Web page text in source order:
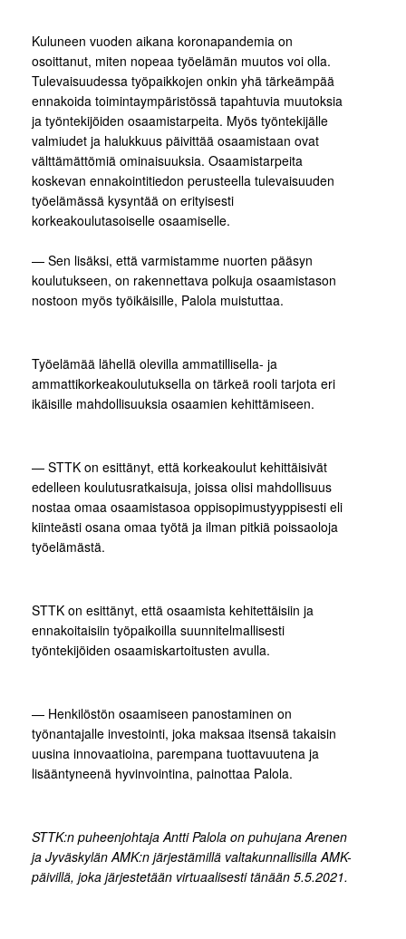
Kuluneen vuoden aikana koronapandemia on
osoittanut, miten nopeaa työelämän muutos voi olla.
Tulevaisuudessa työpaikkojen onkin yhä tärkeämpää
ennakoida toimintaympäristössä tapahtuvia muutoksia
ja työntekijöiden osaamistarpeita. Myös työntekijälle
valmiudet ja halukkuus päivittää osaamistaan ovat
välttämättömiä ominaisuuksia. Osaamistarpeita
koskevan ennakointitiedon perusteella tulevaisuuden
työelämässä kysyntää on erityisesti
korkeakoulutasoiselle osaamiselle.
— Sen lisäksi, että varmistamme nuorten pääsyn
koulutukseen, on rakennettava polkuja osaamistason
nostoon myös työikäisille, Palola muistuttaa.
Työelämää lähellä olevilla ammatillisella- ja
ammattikorkeakoulutuksella on tärkeä rooli tarjota eri
ikäisille mahdollisuuksia osaamien kehittämiseen.
— STTK on esittänyt, että korkeakoulut kehittäisivät
edelleen koulutusratkaisuja, joissa olisi mahdollisuus
nostaa omaa osaamistasoa oppisopimustyyppisesti eli
kiinteästi osana omaa työtä ja ilman pitkiä poissaoloja
työelämästä.
STTK on esittänyt, että osaamista kehitettäisiin ja
ennakoitaisiin työpaikoilla suunnitelmallisesti
työntekijöiden osaamiskartoitusten avulla.
— Henkilöstön osaamiseen panostaminen on
työnantajalle investointi, joka maksaa itsensä takaisin
uusina innovaatioina, parempana tuottavuutena ja
lisääntyneenä hyvinvointina, painottaa Palola.
STTK:n puheenjohtaja Antti Palola on puhujana Arenen
ja Jyväskylän AMK:n järjestämillä valtakunnallisilla AMK-
päivillä, joka järjestetään virtuaalisesti tänään 5.5.2021.